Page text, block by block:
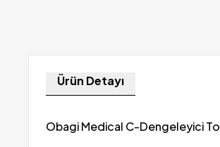
Ürün Detayı
Obagi Medical C-Dengeleyici